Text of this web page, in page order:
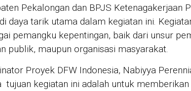
Pekalongan dan BPJS Ketenagakerjaan
daya tarik utama dalam kegiatan ini.
pemangku kepentingan, baik dari unsur
publik, maupun organisasi masyarakat.
Proyek DFW Indonesia, Nabiyya
tujuan kegiatan ini adalah untuk memberikan